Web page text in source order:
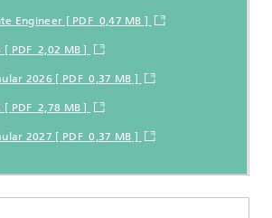
Engineer [ PDF 0,47 MB ]
PDF 2,02 MB ]
2026 [ PDF 0,37 MB ]
PDF 2,78 MB ]
2027 [ PDF 0,37 MB ]